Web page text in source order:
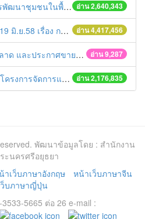
อ่าน 2,640,343
กองทุนพัฒนาไฟฟ้าบริษัท โรจนะเพาเวอร์ จำกัด
อ่าน 4,417,456
ก้ไขปัญหาหนี้สินให้แก่เกษตรกร
อ่าน 9,287
ประกาศขายทอดตลาดใหม่
อ่าน 2,176,835
ขปัญหาขยะ สัปดาห์ที่ 9/2558
พัฒนาข้อมูลโดย : สำนักงาน
ะนครศรีอยุธยา
าเว็บภาษาอังกฤษ
หน้าเว็บภาษาจีน
บภาษาญี่ปุ่น
5665 ต่อ 26 e-mail :